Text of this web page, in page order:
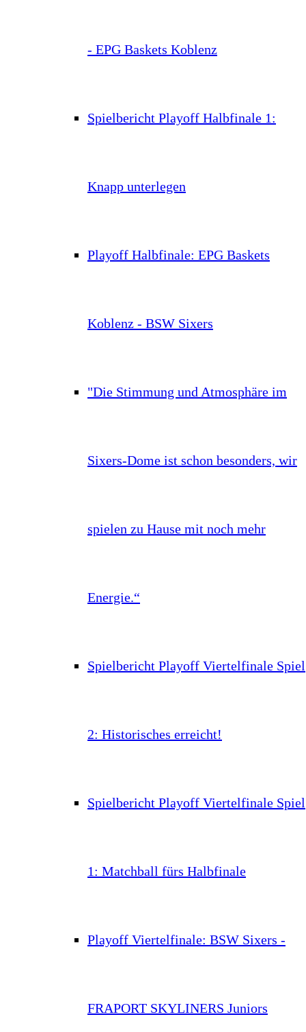
- EPG Baskets Koblenz
Spielbericht Playoff Halbfinale 1:
Knapp unterlegen
Playoff Halbfinale: EPG Baskets
Koblenz - BSW Sixers
"Die Stimmung und Atmosphäre im
Sixers-Dome ist schon besonders, wir
spielen zu Hause mit noch mehr
Energie.“
Spielbericht Playoff Viertelfinale Spiel
2: Historisches erreicht!
Spielbericht Playoff Viertelfinale Spiel
1: Matchball fürs Halbfinale
Playoff Viertelfinale: BSW Sixers -
FRAPORT SKYLINERS Juniors